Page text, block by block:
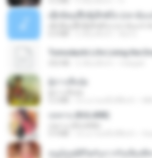
กุหลาบ (KULARB)
หนูน้อยสู้ชีวิตกับภารกิจเลี้ยงพี่